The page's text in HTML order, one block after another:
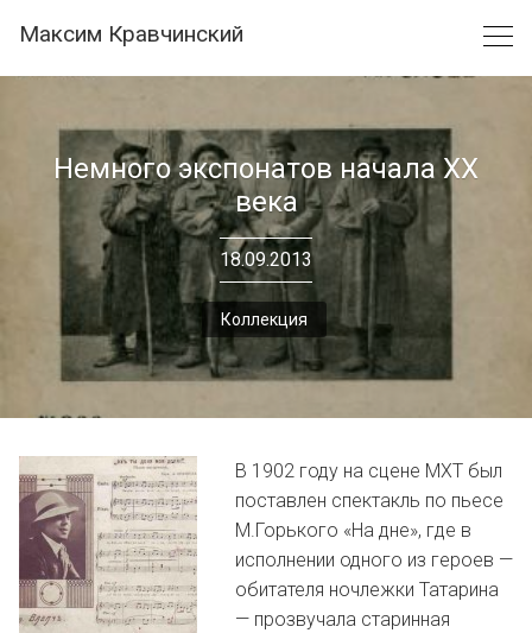
content
Максим Кравчинский
Немного экспонатов начала ХХ
века
18.09.2013
Коллекция
В 1902 году на сцене МХТ был
поставлен спектакль по пьесе
М.Горького «На дне», где в
исполнении одного из героев —
обитателя ночлежки Татарина
— прозвучала старинная